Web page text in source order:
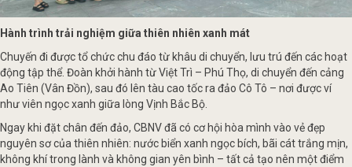
Hành trình trải nghiệm giữa thiên nhiên xanh mát
Chuyến đi được tổ chức chu đáo từ khâu di chuyển, lưu trú đến các hoạt
động tập thể. Đoàn khởi hành từ Việt Trì – Phú Thọ, di chuyển đến cảng
Ao Tiên (Vân Đồn), sau đó lên tàu cao tốc ra đảo Cô Tô – nơi được ví
như viên ngọc xanh giữa lòng Vịnh Bắc Bộ.
Ngay khi đặt chân đến đảo, CBNV đã có cơ hội hòa mình vào vẻ đẹp
nguyên sơ của thiên nhiên: nước biển xanh ngọc bích, bãi cát trắng mịn,
không khí trong lành và không gian yên bình – tất cả tạo nên một điểm